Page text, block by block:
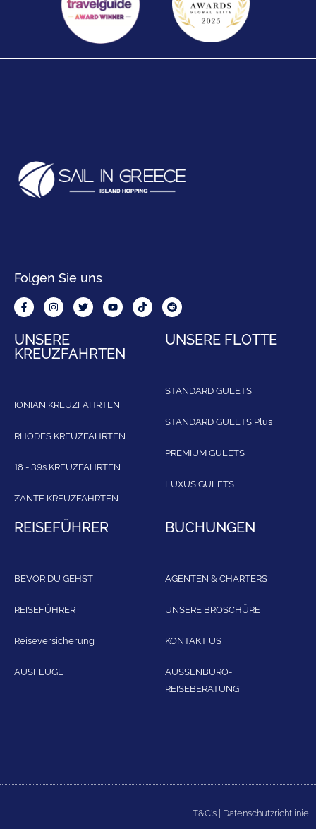
Folgen Sie uns
UNSERE
KREUZFAHRTEN
IONIAN KREUZFAHRTEN
RHODES KREUZFAHRTEN
18 - 39s KREUZFAHRTEN
ZANTE KREUZFAHRTEN
UNSERE FLOTTE
STANDARD GULETS
STANDARD GULETS Plus
PREMIUM GULETS
LUXUS GULETS
REISEFÜHRER
BEVOR DU GEHST
REISEFÜHRER
Reiseversicherung
AUSFLÜGE
BUCHUNGEN
AGENTEN & CHARTERS
UNSERE BROSCHÜRE
KONTAKT US
AUSSENBÜRO-
REISEBERATUNG
T&C's | Datenschutzrichtlinie